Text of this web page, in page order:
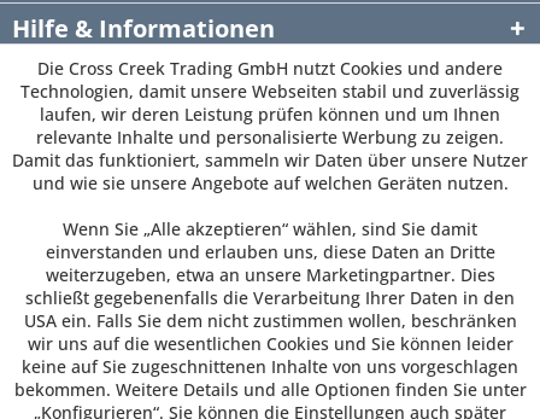
Hilfe & Informationen
Newsletter
Die Cross Creek Trading GmbH nutzt Cookies und andere
Technologien, damit unsere Webseiten stabil und zuverlässig
laufen, wir deren Leistung prüfen können und um Ihnen
relevante Inhalte und personalisierte Werbung zu zeigen.
Damit das funktioniert, sammeln wir Daten über unsere Nutzer
und wie sie unsere Angebote auf welchen Geräten nutzen.
Wenn Sie „Alle akzeptieren“ wählen, sind Sie damit
einverstanden und erlauben uns, diese Daten an Dritte
weiterzugeben, etwa an unsere Marketingpartner. Dies
schließt gegebenenfalls die Verarbeitung Ihrer Daten in den
USA ein. Falls Sie dem nicht zustimmen wollen, beschränken
wir uns auf die wesentlichen Cookies und Sie können leider
keine auf Sie zugeschnittenen Inhalte von uns vorgeschlagen
bekommen. Weitere Details und alle Optionen finden Sie unter
„Konfigurieren“. Sie können die Einstellungen auch später